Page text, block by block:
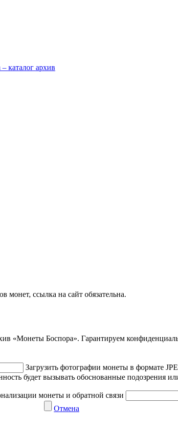
ссылка на сайт обязательна.
«Монеты Боспора». Гарантируем
Загрузить фотографии монеты в формате
будет вызывать обоснованные подозрения
монеты и обратной связи
Отмена